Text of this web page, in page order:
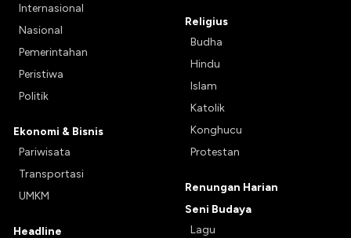
Internasional
Nasional
Pemerintahan
Peristiwa
Politik
Ekonomi & Bisnis
Pariwisata
Transportasi
UMKM
Headline
Religius
Budha
Hindu
Islam
Katolik
Konghucu
Protestan
Renungan Harian
Seni Budaya
Lagu